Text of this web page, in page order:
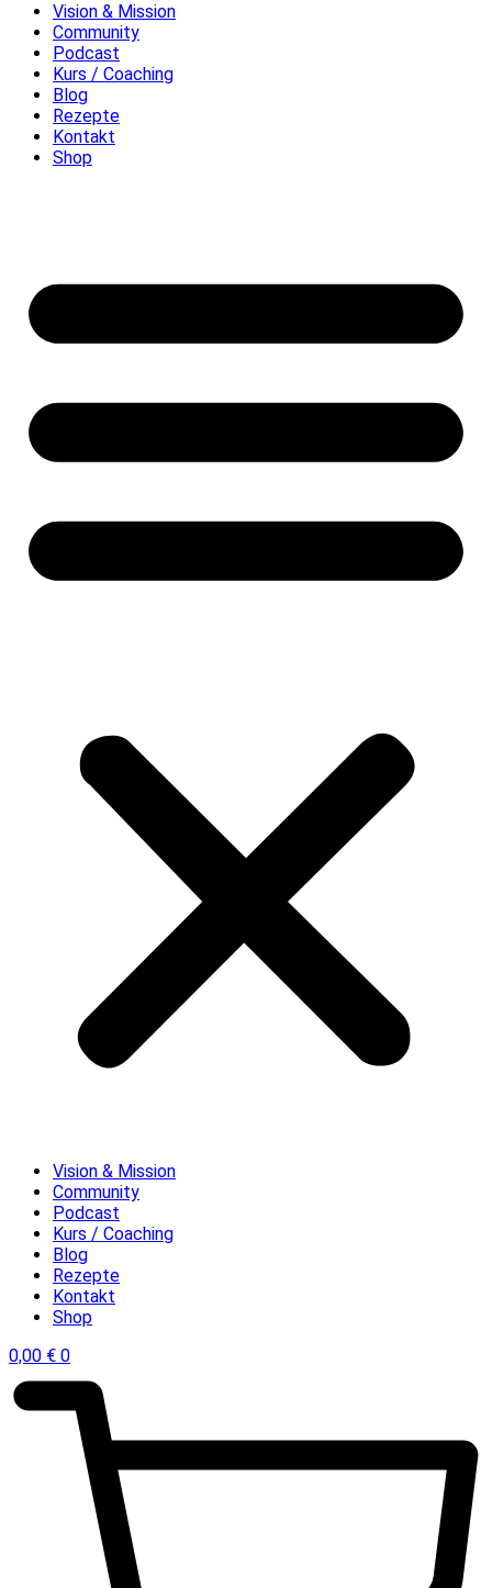
Vision & Mission
Community
Podcast
Kurs / Coaching
Blog
Rezepte
Kontakt
Shop
Vision & Mission
Community
Podcast
Kurs / Coaching
Blog
Rezepte
Kontakt
Shop
0,00 € 0